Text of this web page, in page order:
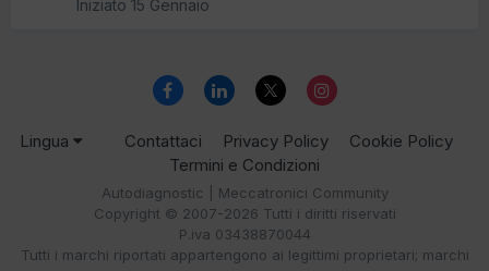
Iniziato 15 Gennaio
Lingua Contattaci Privacy Policy
Cookie Policy
Termini e Condizioni
Autodiagnostic | Meccatronici Community
Copyright © 2007-2026 Tutti i diritti riservati
P.iva 03438870044
Tutti i marchi riportati appartengono ai legittimi proprietari; marchi